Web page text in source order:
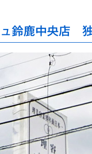
鈴鹿中央店